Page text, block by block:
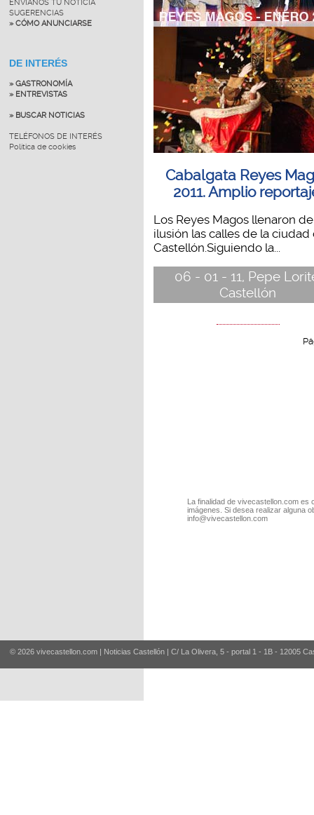
ENVÍANOS TU NOTICIA
SUGERENCIAS
» CÓMO ANUNCIARSE
DE INTERÉS
» GASTRONOMÍA
» ENTREVISTAS
» BUSCAR NOTICIAS
TELÉFONOS DE INTERÉS
Política de cookies
Cabalgata Reyes
2011. Amplio
Los Reyes Magos llenaron de
ilusión las calles de la ciudad
Castellón.Siguiendo la...
06 - 01 - 11, Pepe
Castellón
La finalidad de vivecastellon.com
imágenes. Si desea realizar alguna
info@vivecastellon.com
© 2026 vivecastellon.com | Noticias Castellón | C/ La Olivera, 5 - portal 1 - 1B - 12005